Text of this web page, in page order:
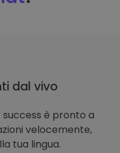
dal vivo
è pronto a
velocemente,
tua lingua.